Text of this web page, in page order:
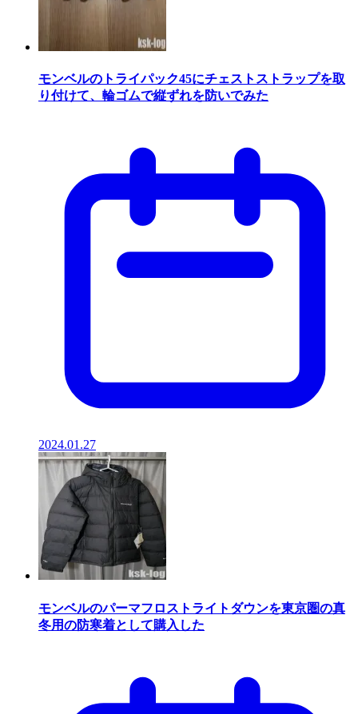
モンベルのトライパック45にチェストストラップを取
り付けて、輪ゴムで縦ずれを防いでみた
2024.01.27
モンベルのパーマフロストライトダウンを東京圏の真
冬用の防寒着として購入した